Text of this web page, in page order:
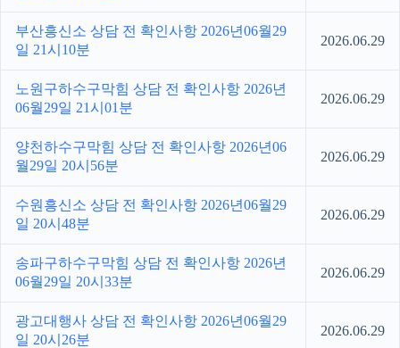
부산흥신소 상담 전 확인사항 2026년06월29
일 21시10분
2026.06.29
노원구하수구막힘 상담 전 확인사항 2026년
06월29일 21시01분
2026.06.29
양천하수구막힘 상담 전 확인사항 2026년06
월29일 20시56분
2026.06.29
수원흥신소 상담 전 확인사항 2026년06월29
일 20시48분
2026.06.29
송파구하수구막힘 상담 전 확인사항 2026년
06월29일 20시33분
2026.06.29
광고대행사 상담 전 확인사항 2026년06월29
일 20시26분
2026.06.29